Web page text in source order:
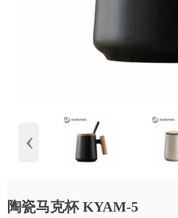
‹
陶瓷马克杯 KYAM-5